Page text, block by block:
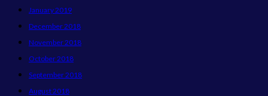
January 2019
December 2018
November 2018
October 2018
September 2018
August 2018